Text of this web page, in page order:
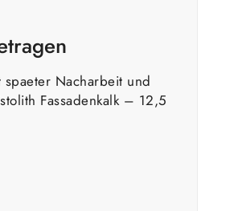
Nacharbeit und
Fassadenkalk – 12,5